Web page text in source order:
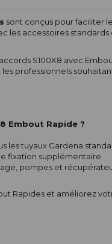
sont conçus pour faciliter
les accessoires
S100X8 avec
professionnels
Embout Rapide ?
les tuyaux Gardena
fixation supplémentaire.
pompes et
Rapides et améliorez